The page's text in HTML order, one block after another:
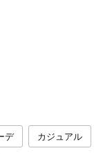
デ カジュアル